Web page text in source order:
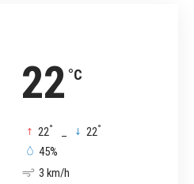
22 °C
22° 22°
45%
3 km/h